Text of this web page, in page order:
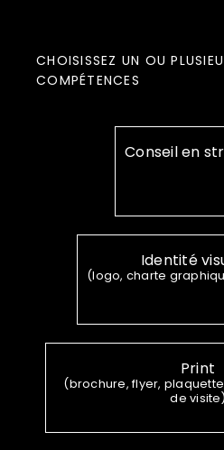
CHOISISSEZ UN OU
COMPÉTENCES
Conseil en
Identité
(logo, charte
Print
(brochure, flyer,
de visite)